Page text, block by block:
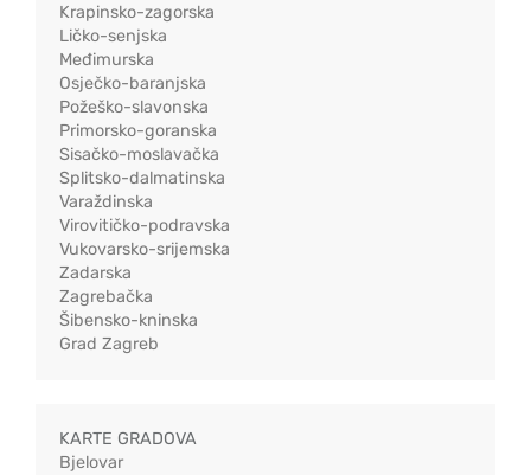
Krapinsko-zagorska
Ličko-senjska
Međimurska
Osječko-baranjska
Požeško-slavonska
Primorsko-goranska
Sisačko-moslavačka
Splitsko-dalmatinska
Varaždinska
Virovitičko-podravska
Vukovarsko-srijemska
Zadarska
Zagrebačka
Šibensko-kninska
Grad Zagreb
KARTE GRADOVA
Bjelovar